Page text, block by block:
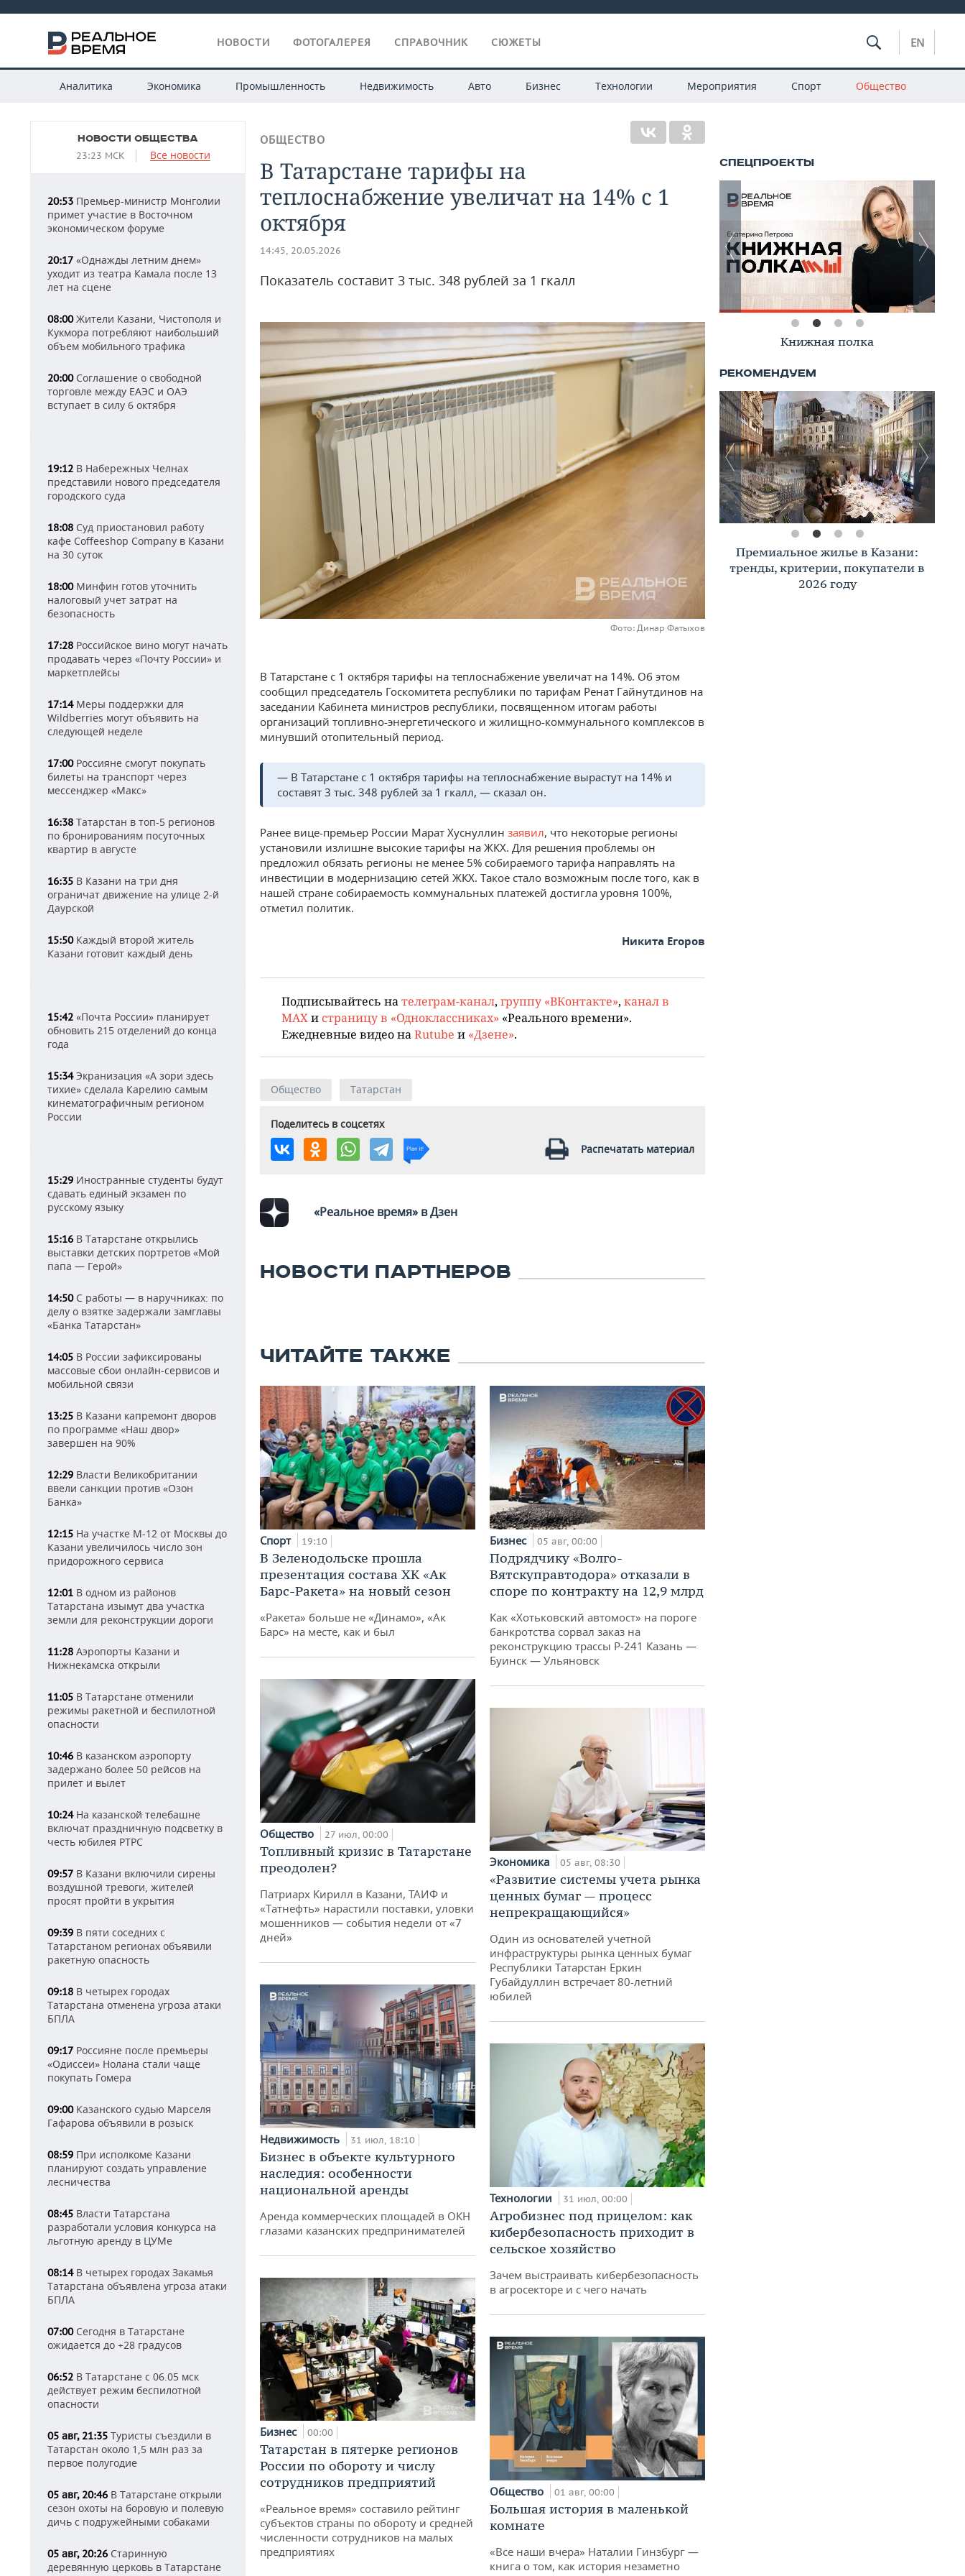
НОВОСТИ ФОТОГАЛЕРЕЯ СПРАВОЧНИК СЮЖЕТЫ EN
Аналитика Экономика Промышленность Недвижимость Авто Бизнес Технологии Мероприятия Спорт Общество
НОВОСТИ ОБЩЕСТВА
23:23 МСК Все новости
20:53 Премьер-министр Монголии
примет участие в Восточном
экономическом форуме
20:17 «Однажды летним днем»
уходит из театра Камала после 13
лет на сцене
08:00Жители Казани, Чистополя и
Кукмора потребляют наибольший
объем мобильного трафика
20:00Соглашение о свободной
торговле между ЕАЭС и ОАЭ
вступает в силу 6 октября
19:12 В Набережных Челнах
представили нового председателя
городского суда
18:08 Суд приостановил работу
кафе Coffeeshop Company в Казани
на 30 суток
18:00Минфин готов уточнить
налоговый учет затрат на
безопасность
17:28 Российское вино могут начать
продавать через «Почту России» и
маркетплейсы
17:14Меры поддержки для
Wildberries могут объявить на
следующей неделе
17:00Россияне смогут покупать
билеты на транспорт через
мессенджер «Макс»
16:38 Татарстан в топ-5 регионов
по бронированиям посуточных
квартир в августе
16:35 В Казани на три дня
ограничат движение на улице 2-й
Даурской
15:50Каждый второй житель
Казани готовит каждый день
15:42 «Почта России» планирует
обновить 215 отделений до конца
года
15:34Экранизация «А зори здесь
тихие» сделала Карелию самым
кинематографичным регионом
России
15:29 Иностранные студенты будут
сдавать единый экзамен по
русскому языку
15:16 В Татарстане открылись
выставки детских портретов «Мой
папа — Герой»
14:50С работы — в наручниках: по
делу о взятке задержали замглавы
«Банка Татарстан»
14:05 В России зафиксированы
массовые сбои онлайн-сервисов и
мобильной связи
13:25 В Казани капремонт дворов
по программе «Наш двор»
завершен на 90%
12:29 Власти Великобритании
ввели санкции против «Озон
Банка»
12:15 На участке М-12 от Москвы до
Казани увеличилось число зон
придорожного сервиса
12:01 В одном из районов
Татарстана изымут два участка
земли для реконструкции дороги
11:28 Аэропорты Казани и
Нижнекамска открыли
11:05 В Татарстане отменили
режимы ракетной и беспилотной
опасности
10:46 В казанском аэропорту
задержано более 50 рейсов на
прилет и вылет
10:24На казанской телебашне
включат праздничную подсветку в
честь юбилея РТРС
09:57 В Казани включили сирены
воздушной тревоги, жителей
просят пройти в укрытия
09:39 В пяти соседних с
Татарстаном регионах объявили
ракетную опасность
09:18 В четырех городах
Татарстана отменена угроза атаки
БПЛА
09:17 Россияне после премьеры
«Одиссеи» Нолана стали чаще
покупать Гомера
09:00Казанского судью Марселя
Гафарова объявили в розыск
08:59 При исполкоме Казани
планируют создать управление
лесничества
08:45 Власти Татарстана
разработали условия конкурса на
льготную аренду в ЦУМе
08:14В четырех городах Закамья
Татарстана объявлена угроза атаки
БПЛА
07:00Сегодня в Татарстане
ожидается до +28 градусов
06:52 В Татарстане с 06.05 мск
действует режим беспилотной
опасности
05 авг, 21:35 Туристы съездили в
Татарстан около 1,5 млн раз за
первое полугодие
05 авг, 20:46 В Татарстане открыли
сезон охоты на боровую и полевую
дичь с подружейными собаками
05 авг, 20:26 Старинную
деревянную церковь в Татарстане
ОБЩЕСТВО
В Татарстане тарифы на
теплоснабжение увеличат на 14% с 1
октября
14:45, 20.05.2026
Показатель составит 3 тыс. 348 рублей за 1 гкалл
Фото: Динар Фатыхов
В Татарстане с 1 октября тарифы на теплоснабжение увеличат на 14%. Об этом
сообщил председатель Госкомитета республики по тарифам Ренат Гайнутдинов на
заседании Кабинета министров республики, посвященном итогам работы
организаций топливно-энергетического и жилищно-коммунального комплексов в
минувший отопительный период.
— В Татарстане с 1 октября тарифы на теплоснабжение вырастут на 14% и
составят 3 тыс. 348 рублей за 1 гкалл, — сказал он.
Ранее вице-премьер России Марат Хуснуллин заявил, что некоторые регионы
установили излишне высокие тарифы на ЖКХ. Для решения проблемы он
предложил обязать регионы не менее 5% собираемого тарифа направлять на
инвестиции в модернизацию сетей ЖКХ. Такое стало возможным после того, как в
нашей стране собираемость коммунальных платежей достигла уровня 100%,
отметил политик.
Никита Егоров
Подписывайтесь на телеграм-канал, группу «ВКонтакте», канал в
MAX и страницу в «Одноклассниках» «Реального времени».
Ежедневные видео на Rutube и «Дзене».
Общество Татарстан
Поделитесь в соцсетях
Распечатать материал
«Реальное время» в Дзен
НОВОСТИ ПАРТНЕРОВ
ЧИТАЙТЕ ТАКЖЕ
Спорт 19:10
В Зеленодольске прошла
презентация состава ХК «Ак
Барс-Ракета» на новый сезон
«Ракета» больше не «Динамо», «Ак
Барс» на месте, как и был
Общество 27 июл, 00:00
Топливный кризис в Татарстане
преодолен?
Патриарх Кирилл в Казани, ТАИФ и
«Татнефть» нарастили поставки, уловки
мошенников — события недели от «7
дней»
Недвижимость 31 июл, 18:10
Бизнес в объекте культурного
наследия: особенности
национальной аренды
Аренда коммерческих площадей в ОКН
глазами казанских предпринимателей
Бизнес 00:00
Татарстан в пятерке регионов
России по обороту и числу
сотрудников предприятий
«Реальное время» составило рейтинг
субъектов страны по обороту и средней
численности сотрудников на малых
предприятиях
Бизнес 05 авг, 00:00
Подрядчику «Волго-
Вятскуправтодора» отказали в
споре по контракту на 12,9 млрд
Как «Хотьковский автомост» на пороге
банкротства сорвал заказ на
реконструкцию трассы Р‑241 Казань —
Буинск — Ульяновск
Экономика 05 авг, 08:30
«Развитие системы учета рынка
ценных бумаг — процесс
непрекращающийся»
Один из основателей учетной
инфраструктуры рынка ценных бумаг
Республики Татарстан Еркин
Губайдуллин встречает 80-летний
юбилей
Технологии 31 июл, 00:00
Агробизнес под прицелом: как
кибербезопасность приходит в
сельское хозяйство
Зачем выстраивать кибербезопасность
в агросекторе и с чего начать
Общество 01 авг, 00:00
Большая история в маленькой
комнате
«Все наши вчера» Наталии Гинзбург —
книга о том, как история незаметно
Книжная полка
Премиальное жилье в Казани:
тренды, критерии, покупатели в
2026 году